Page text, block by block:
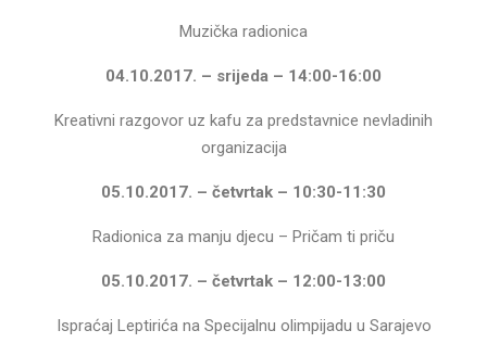
Muzička radionica
04.10.2017. – srijeda – 14:00-16:00
Kreativni razgovor uz kafu za predstavnice nevladinih
organizacija
05.10.2017. – četvrtak – 10:30-11:30
Radionica za manju djecu – Pričam ti priču
05.10.2017. – četvrtak – 12:00-13:00
Ispraćaj Leptirića na Specijalnu olimpijadu u Sarajevo